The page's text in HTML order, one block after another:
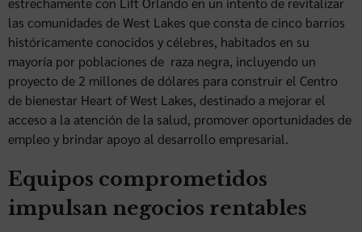
las comunidades de West Lakes que consta de cinco barrios
históricamente conocidos y célebres, habitados en su
mayoría por poblaciones de raza negra, incluyendo un
proyecto de 2 millones de dólares para construir el Centro
de bienestar Heart of West Lakes, destinado a mejorar el
acceso a la atención de la salud, promover oportunidades de
empleo y brindar apoyo al desarrollo empresarial.
Equipos comprometidos
impulsan negocios rentables